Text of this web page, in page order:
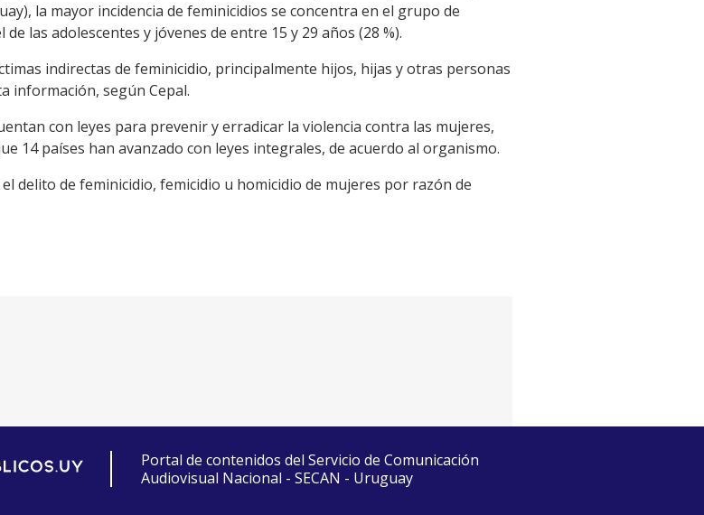
la mayor incidencia de feminicidios se concentra en el grupo de
las adolescentes y jóvenes de entre 15 y 29 años (28 %).
indirectas de feminicidio, principalmente hijos, hijas y otras personas
información, según Cepal.
con leyes para prevenir y erradicar la violencia contra las mujeres,
14 países han avanzado con leyes integrales, de acuerdo al organismo.
delito de feminicidio, femicidio u homicidio de mujeres por razón de
Portal de contenidos del Servicio de Comunicación
Audiovisual Nacional - SECAN - Uruguay